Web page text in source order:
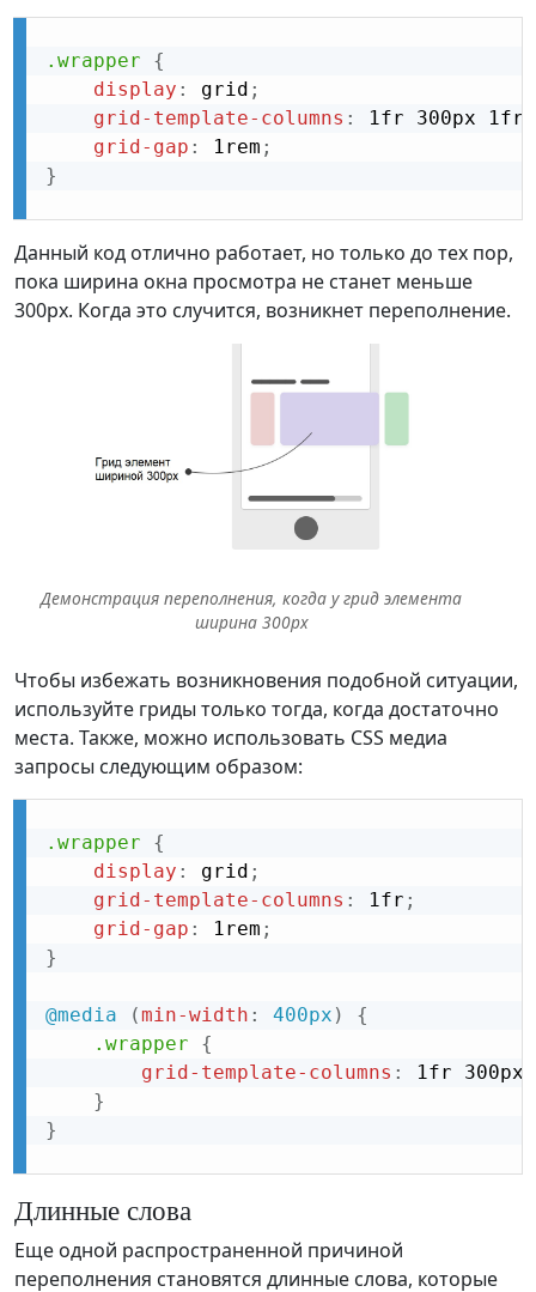
.wrapper
{
display : grid ;
grid-template-columns : 1fr 300px 1fr
grid-gap : 1rem ;
}
Данный код отлично работает, но только до тех пор,
пока ширина окна просмотра не станет меньше
300px. Когда это случится, возникнет переполнение.
Демонстрация переполнения, когда у грид элемента
ширина 300px
Чтобы избежать возникновения подобной ситуации,
используйте гриды только тогда, когда достаточно
места. Также, можно использовать CSS медиа
запросы следующим образом:
.wrapper
{
display : grid ;
grid-template-columns : 1fr ;
grid-gap : 1rem ;
}
@media (min-width : 400px )
{
.wrapper
{
grid-template-columns :
1fr
}
}
Длинные слова
Еще одной распространенной причиной
переполнения становятся длинные слова, которые